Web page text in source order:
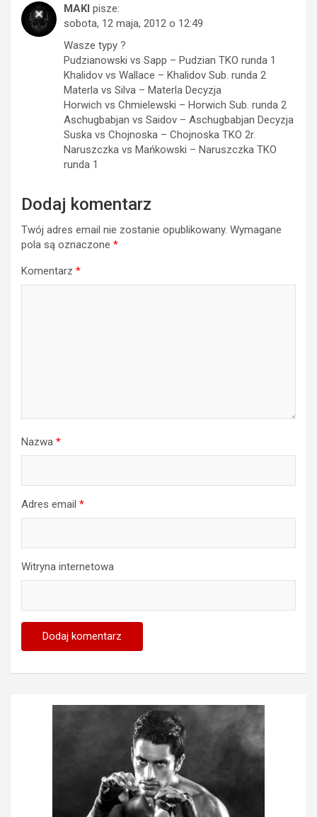
MAKI pisze:
sobota, 12 maja, 2012 o 12:49
Wasze typy ?
Pudzianowski vs Sapp – Pudzian TKO runda 1
Khalidov vs Wallace – Khalidov Sub. runda 2
Materla vs Silva – Materla Decyzja
Horwich vs Chmielewski – Horwich Sub. runda 2
Aschugbabjan vs Saidov – Aschugbabjan Decyzja
Suska vs Chojnoska – Chojnoska TKO 2r.
Naruszczka vs Mańkowski – Naruszczka TKO
runda 1
Dodaj komentarz
Twój adres email nie zostanie opublikowany. Wymagane
pola są oznaczone *
Komentarz *
Nazwa *
Adres email *
Witryna internetowa